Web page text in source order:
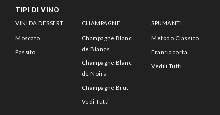
TIPI DI VINO
VINI DA DESSERT
Moscato
Passito
CHAMPAGNE
Champagne Blanc
de Blancs
Champagne Blanc
de Noirs
Champagne Brut
Vedi Tutti
SPUMANTI
Metodo Classico
Franciacorta
Vedili Tutti